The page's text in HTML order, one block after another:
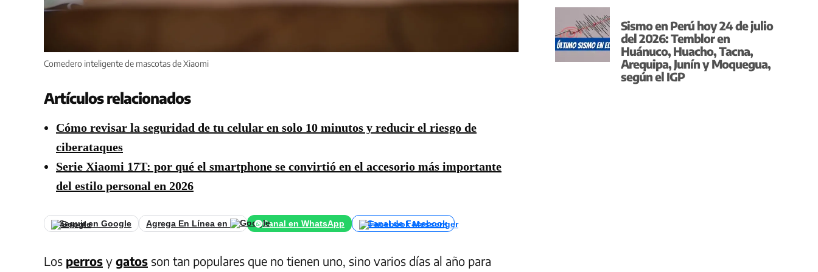
Comedero inteligente de mascotas de Xiaomi
Artículos relacionados
Cómo revisar la seguridad de tu celular en solo 10 minutos y reducir el riesgo de
ciberataques
Serie Xiaomi 17T: por qué el smartphone se convirtió en el accesorio más importante
del estilo personal en 2026
Seguir en Google Agrega En Línea en Canal en WhatsApp Canal de Facebook
Los perros y gatos son tan populares que no tienen uno, sino varios días al año para
Sismo en Perú hoy 24 de julio
del 2026: Temblor en
Huánuco, Huacho, Tacna,
Arequipa, Junín y Moquegua,
según el IGP